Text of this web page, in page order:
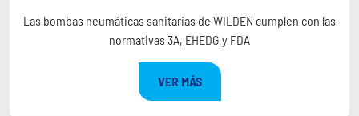
Las bombas neumáticas sanitarias de WILDEN cumplen con las
normativas 3A, EHEDG y FDA
VER MÁS